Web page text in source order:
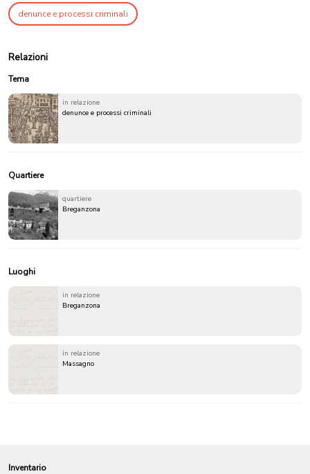
denunce e processi criminali
Relazioni
Tema
in relazione
denunce e processi criminali
Quartiere
quartiere
Breganzona
Luoghi
in relazione
Breganzona
in relazione
Massagno
Inventario